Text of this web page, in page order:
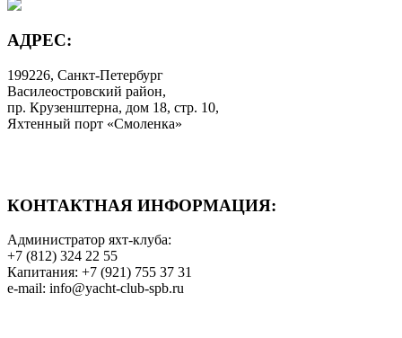
АДРЕС:
199226, Санкт-Петербург
Василеостровский район,
пр. Крузенштерна, дом 18, стр. 10,
Яхтенный порт «Смоленка»
КОНТАКТНАЯ ИНФОРМАЦИЯ:
Администратор яхт-клуба:
+7 (812) 324 22 55
Капитания: +7 (921) 755 37 31
e-mail: info@yacht-club-spb.ru